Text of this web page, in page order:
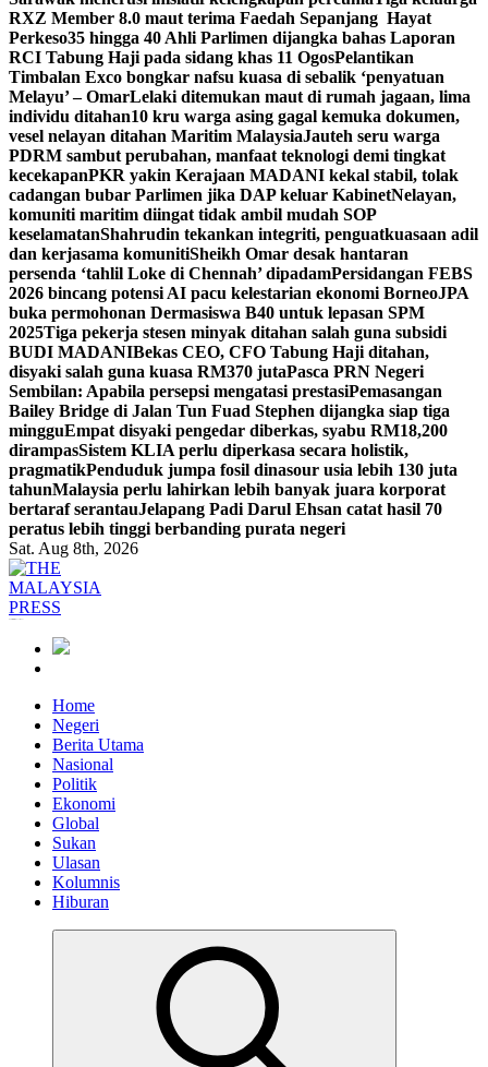
RXZ Member 8.0 maut terima Faedah Sepanjang Hayat
Perkeso35 hingga 40 Ahli Parlimen dijangka bahas Laporan
RCI Tabung Haji pada sidang khas 11 OgosPelantikan
Timbalan Exco bongkar nafsu kuasa di sebalik ‘penyatuan
Melayu’ – OmarLelaki ditemukan maut di rumah jagaan, lima
individu ditahan10 kru warga asing gagal kemuka dokumen,
vesel nelayan ditahan Maritim MalaysiaJauteh seru warga
PDRM sambut perubahan, manfaat teknologi demi tingkat
kecekapanPKR yakin Kerajaan MADANI kekal stabil, tolak
cadangan bubar Parlimen jika DAP keluar KabinetNelayan,
komuniti maritim diingat tidak ambil mudah SOP
keselamatanShahrudin tekankan integriti, penguatkuasaan adil
dan kerjasama komunitiSheikh Omar desak hantaran
persenda ‘tahlil Loke di Chennah’ dipadamPersidangan FEBS
2026 bincang potensi AI pacu kelestarian ekonomi BorneoJPA
buka permohonan Dermasiswa B40 untuk lepasan SPM
2025Tiga pekerja stesen minyak ditahan salah guna subsidi
BUDI MADANIBekas CEO, CFO Tabung Haji ditahan,
disyaki salah guna kuasa RM370 jutaPasca PRN Negeri
Sembilan: Apabila persepsi mengatasi prestasiPemasangan
Bailey Bridge di Jalan Tun Fuad Stephen dijangka siap tiga
mingguEmpat disyaki pengedar diberkas, syabu RM18,200
dirampasSistem KLIA perlu diperkasa secara holistik,
pragmatikPenduduk jumpa fosil dinasour usia lebih 130 juta
tahunMalaysia perlu lahirkan lebih banyak juara korporat
bertaraf serantauJelapang Padi Darul Ehsan catat hasil 70
peratus lebih tinggi berbanding purata negeri
Sat. Aug 8th, 2026
Home
Negeri
Berita Utama
Nasional
Politik
Ekonomi
Global
Sukan
Ulasan
Kolumnis
Hiburan